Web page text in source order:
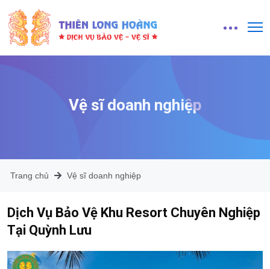
Vệ sĩ doanh nghiệp
Trang chủ Vệ sĩ doanh nghiệp
Dịch Vụ Bảo Vệ Khu Resort Chuyên Nghiệp
Tại Quỳnh Lưu